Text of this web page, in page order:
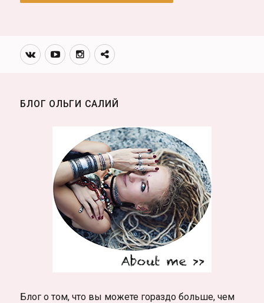
Вконтакте
YoutubeИнстаграмм
Телеграм
БЛОГ ОЛЬГИ САЛИЙ
Блог о том, что вы можете гораздо больше, чем